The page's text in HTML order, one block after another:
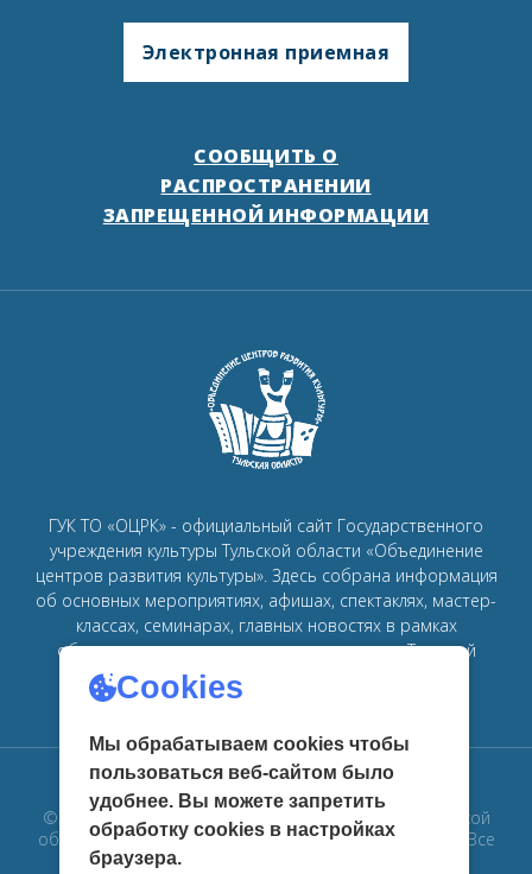
СООБЩИТЬ О
РАСПРОСТРАНЕНИИ
ЗАПРЕЩЕННОЙ ИНФОРМАЦИИ
Электронная приемная
ГУК ТО «ОЦРК» - официальный сайт Государственного
учреждения культуры Тульской области «Объединение
центров развития культуры». Здесь собрана информация
об основных мероприятиях, афишах, спектаклях, мастер-
классах, семинарах, главных новостях в рамках
объединенияцентров развития культуры в Тульской
© 2019 Государственное учреждение культуры Тульской
области «Объединение центров развития культуры». Все
Cookies
Мы обрабатываем cookies чтобы
пользоваться веб-сайтом было
удобнее. Вы можете запретить
обработку сookies в настройках
браузера.